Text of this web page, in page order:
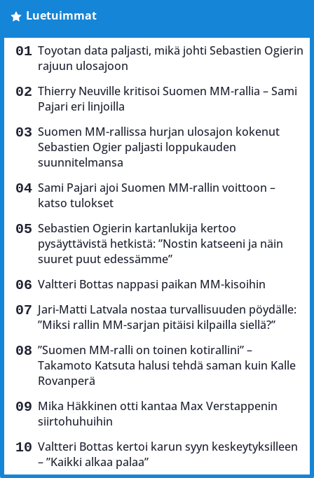
Luetuimmat
Toyotan data paljasti, mikä johti Sebastien Ogierin
rajuun ulosajoon
Thierry Neuville kritisoi Suomen MM-rallia – Sami
Pajari eri linjoilla
Suomen MM-rallissa hurjan ulosajon kokenut
Sebastien Ogier paljasti loppukauden
suunnitelmansa
Sami Pajari ajoi Suomen MM-rallin voittoon –
katso tulokset
Sebastien Ogierin kartanlukija kertoo
pysäyttävistä hetkistä: ”Nostin katseeni ja näin
suuret puut edessämme”
Valtteri Bottas nappasi paikan MM-kisoihin
Jari-Matti Latvala nostaa turvallisuuden pöydälle:
”Miksi rallin MM-sarjan pitäisi kilpailla siellä?”
”Suomen MM-ralli on toinen kotirallini” –
Takamoto Katsuta halusi tehdä saman kuin Kalle
Rovanperä
Mika Häkkinen otti kantaa Max Verstappenin
siirtohuhuihin
Valtteri Bottas kertoi karun syyn keskeytyksilleen
– ”Kaikki alkaa palaa”